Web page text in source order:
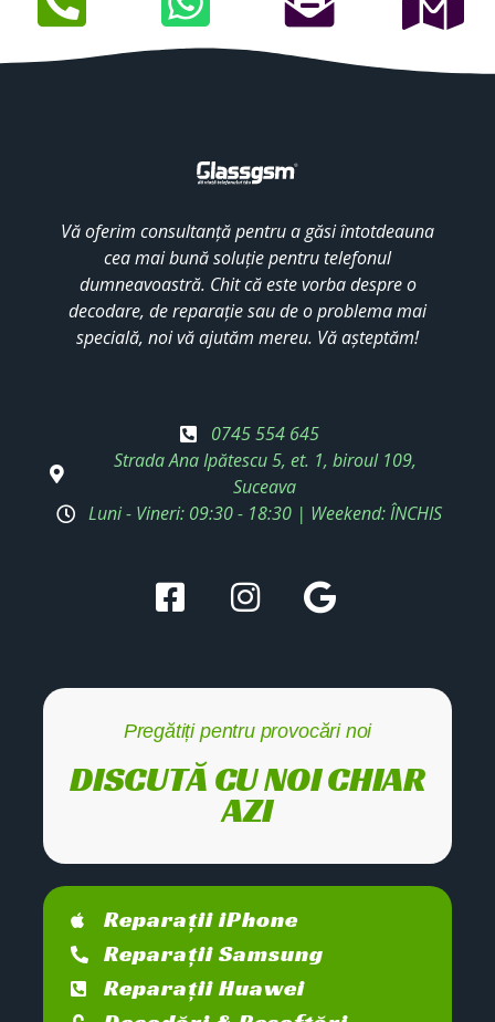
Vă oferim consultanță pentru a găsi întotdeauna
cea mai bună soluție pentru telefonul
dumneavoastră. Chit că este vorba despre o
decodare, de reparație sau de o problema mai
specială, noi vă ajutăm mereu. Vă așteptăm!
0745 554 645
Strada Ana Ipătescu 5, et. 1, biroul 109,
Suceava
Luni - Vineri: 09:30 - 18:30 | Weekend: ÎNCHIS
Pregătiți pentru provocări noi
DISCUTĂ CU NOI CHIAR
AZI
Reparații iPhone
Reparații Samsung
Reparații Huawei